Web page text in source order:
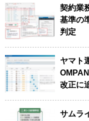
契約業
基準の
判定
ヤマト
改正に
サムラ